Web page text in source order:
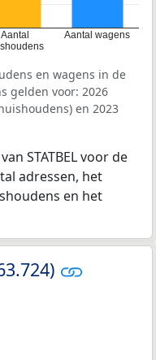
Aantal
Aantal wagens
en wagens in de
gelden voor: 2026
en 2023
STATBEL voor de
adressen, het
en het